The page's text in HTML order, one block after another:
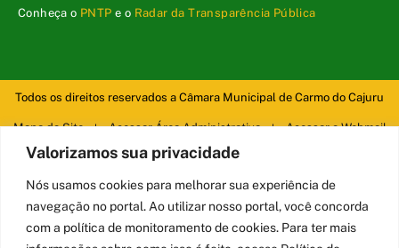
Valorizamos sua privacidade
Nós usamos cookies para melhorar sua experiência de
navegação no portal. Ao utilizar nosso portal, você concorda
com a política de monitoramento de cookies. Para ter mais
Conheça o PNTP e o Radar da Transparência Pública
Todos os direitos reservados a Câmara Municipal de Carmo do Cajuru
Mapa do Site Acessar Área Administrativa Acessar o Webmail